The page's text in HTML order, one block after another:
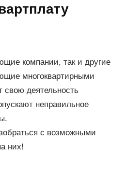
компании, так и другие
многоквартирными
деятельность
неправильное
с возможными
них!